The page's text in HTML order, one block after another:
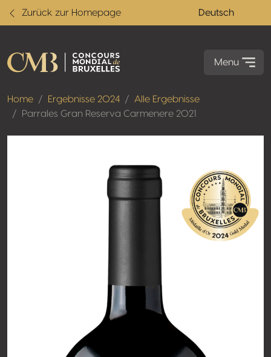
Zurück zur Homepage Deutsch
Menu
Home Ergebnisse 2024
Alle Ergebnisse
Parrales Gran Reserva Carmenere 2021